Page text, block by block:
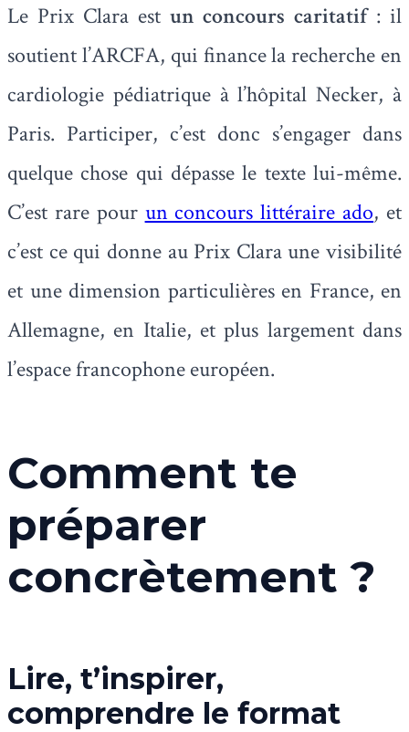
Le Prix Clara est un concours caritatif: il
soutient l’ARCFA, qui finance la recherche en
cardiologie pédiatrique à l’hôpital Necker, à
Paris. Participer, c’est donc s’engager dans
quelque chose qui dépasse le texte lui-même.
C’est rare pour un concours littéraire ado, et
c’est ce qui donne au Prix Clara une visibilité
et une dimension particulières en France, en
Allemagne, en Italie, et plus largement dans
l’espace francophone européen.
Comment te
préparer
concrètement ?
Lire, t’inspirer,
comprendre le format